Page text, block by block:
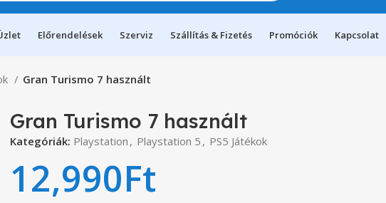
Előrendelések Szerviz Szállítás & Fizetés Promóciók Kapcsolat
Gran Turismo 7 használt
Gran Turismo 7 használt
Kategóriák: Playstation , Playstation 5 , PS5 Játékok
12,990Ft